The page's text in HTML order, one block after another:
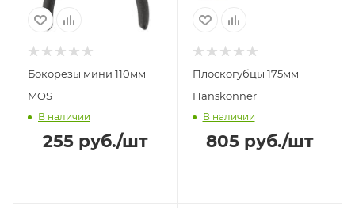
Бокорезы мини 110мм
MOS
В наличии
255руб./шт
Плоскогубцы 175мм
Hanskonner
В наличии
805руб./шт